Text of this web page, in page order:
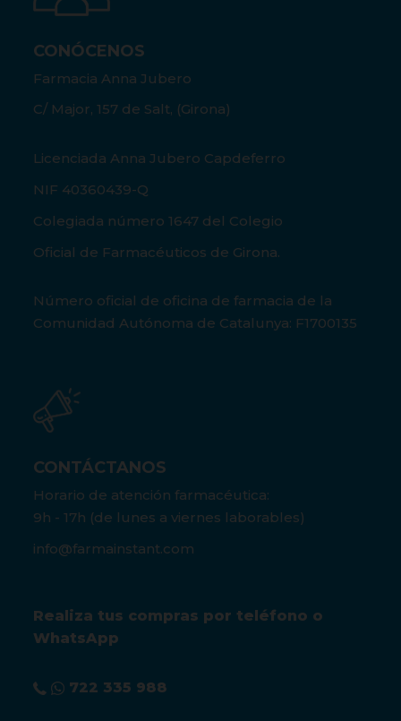
CONÓCENOS
Farmacia Anna Jubero
C/ Major, 157 de Salt, (Girona)
Licenciada Anna Jubero Capdeferro
NIF 40360439-Q
Colegiada número 1647 del Colegio
Oficial de Farmacéuticos de Girona.
Número oficial de oficina de farmacia de la
Comunidad Autónoma de Catalunya: F1700135
CONTÁCTANOS
Horario de atención farmacéutica:
9h - 17h (de lunes a viernes laborables)
info@farmainstant.com
Realiza tus compras por teléfono o
WhatsApp
722 335 988